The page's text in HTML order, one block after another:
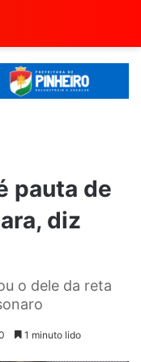
pauta de
diz
o dele da reta
1 minuto lido